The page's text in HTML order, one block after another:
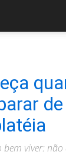
bem viver: